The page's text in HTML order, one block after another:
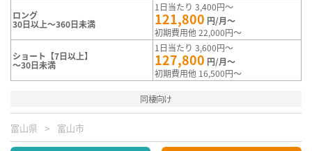
ロング
30日以上～360日未満
1日当たり 3,400円～
121,800 円/月～
初期費用他 22,000円～
ショート【7日以上】
～30日未満
1日当たり 3,600円～
127,800 円/月～
初期費用他 16,500円～
同棲向け
富山県 富山市